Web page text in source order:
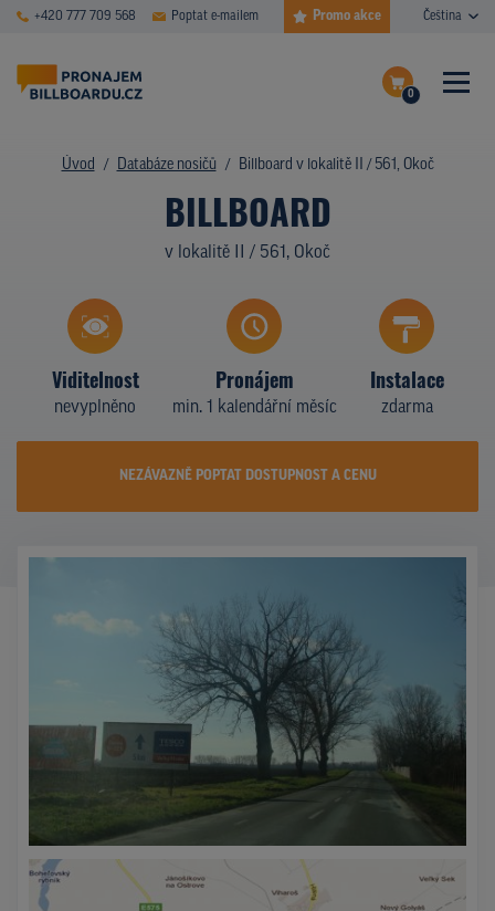
+420 777 709 568 Poptat e-mailem Promo akce Čeština
0
Dokončit poptávku
Zobrazit nosiče na mapě
ČASTÉ DOTAZY
DATABÁZE NOSIČŮ
PLOCHY V AKCI
CENY
Z PRAXE
KDO JSME
Úvod Databáze nosičů Billboard v lokalitě II / 561, Okoč
BILLBOARD
v lokalitě II / 561, Okoč
Viditelnost
nevyplněno
Pronájem
min. 1 kalendářní měsíc
Instalace
zdarma
NEZÁVAZNĚ POPTAT DOSTUPNOST A CENU